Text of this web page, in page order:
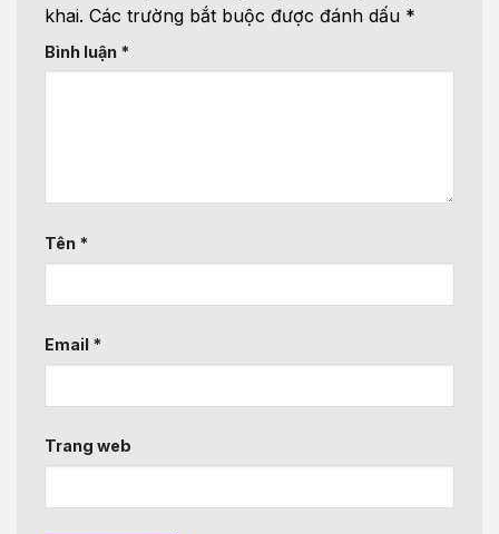
khai. Các trường bắt buộc được đánh dấu *
Bình luận *
Tên *
Email *
Trang web